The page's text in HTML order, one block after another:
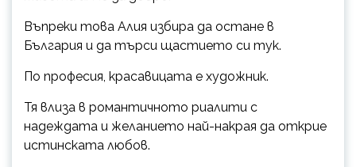
Въпреки това Алия избира да остане в
България и да търси щастието си тук.
По професия, красавицата е художник.
Тя влиза в романтичното риалити с
надеждата и желанието най-накрая да открие
истинската любов.